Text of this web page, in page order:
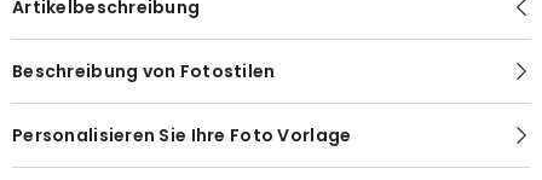
Artikelbeschreibung
Beschreibung von Fotostilen
Personalisieren Sie Ihre Foto Vorlage